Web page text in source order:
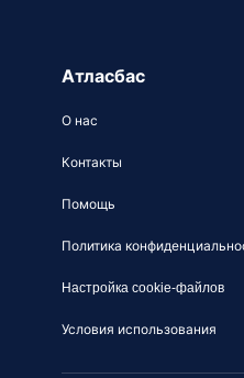
Атласбас
О нас
Контакты
Помощь
Политика
Настройка cookie-файлов
Условия использования